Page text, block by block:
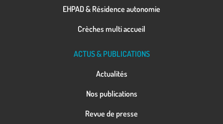
EHPAD & Résidence autonomie
Crèches multi accueil
ACTUS & PUBLICATIONS
Actualités
Nos publications
Revue de presse